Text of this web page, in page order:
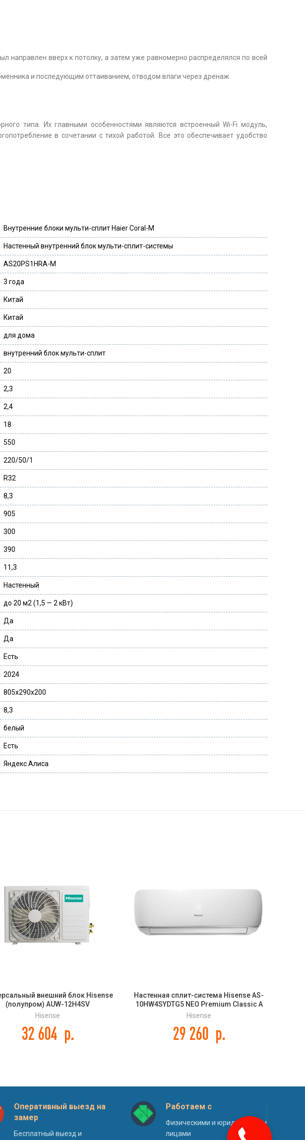
направлен вверх к потолку, а затем уже равномерно распределялся по всей
и последующим оттаиванием, отводом влаги через дренаж
типа. Их главными особенностями являются встроенный Wi-Fi модуль,
в сочетании с тихой работой. Все это обеспечивает удобство
Внутренние блоки мульти-сплит Haier Coral-M
Настенный внутренний блок мульти-сплит-системы
AS20PS1HRA-M
3 года
Китай
Китай
для дома
внутренний блок мульти-сплит
20
2,3
2,4
18
550
220/50/1
R32
8,3
905
300
390
11,3
Настенный
до 20 м2 (1,5 — 2 кВт)
Да
Да
Есть
2024
805x290x200
8,3
белый
Есть
Яндекс Алиса
внешний блок Hisense
(полупром) AUW-12H4SV
Hisense
32 604 р.
Настенная сплит-система Hisense AS-
10HW4SYDTG5 NEO Premium Classic A
Hisense
29 260 р.
Оперативный выезд на
замер
Бесплатный выезд и
Работаем с
Физическими и юридическими
лицами